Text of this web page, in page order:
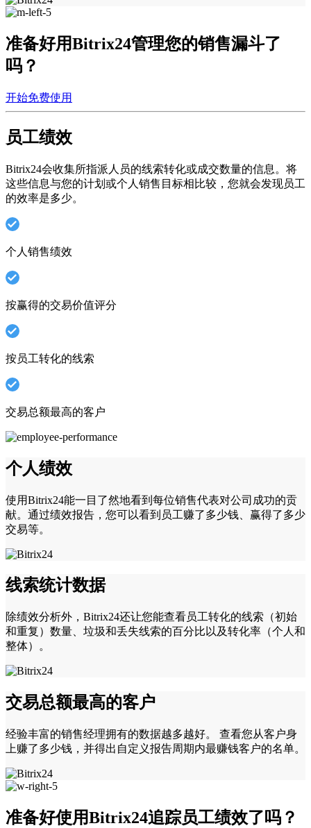
准备好用Bitrix24管理您的销售漏斗了
吗？
开始免费使用
员工绩效
Bitrix24会收集所指派人员的线索转化或成交数量的信息。将
这些信息与您的计划或个人销售目标相比较，您就会发现员工
的效率是多少。
个人销售绩效
按赢得的交易价值评分
按员工转化的线索
交易总额最高的客户
个人绩效
使用Bitrix24能一目了然地看到每位销售代表对公司成功的贡
献。通过绩效报告，您可以看到员工赚了多少钱、赢得了多少
交易等。
线索统计数据
除绩效分析外，Bitrix24还让您能查看员工转化的线索（初始
和重复）数量、垃圾和丢失线索的百分比以及转化率（个人和
整体）。
交易总额最高的客户
经验丰富的销售经理拥有的数据越多越好。 查看您从客户身
上赚了多少钱，并得出自定义报告周期内最赚钱客户的名单。
准备好使用Bitrix24追踪员工绩效了吗？